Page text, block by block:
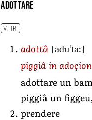
adottare
V. TR.
adottâ [aduˈtaː]
piggiâ in adoçion
adottare un
piggiâ un
prendere